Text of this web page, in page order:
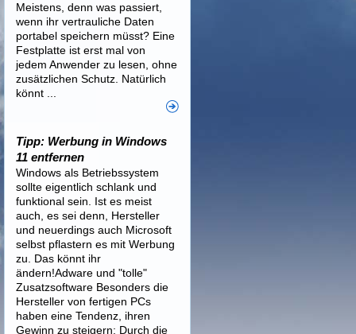
Meistens, denn was passiert,
wenn ihr vertrauliche Daten
portabel speichern müsst? Eine
Festplatte ist erst mal von
jedem Anwender zu lesen, ohne
zusätzlichen Schutz. Natürlich
könnt ...
Tipp: Werbung in Windows
11 entfernen
Windows als Betriebssystem
sollte eigentlich schlank und
funktional sein. Ist es meist
auch, es sei denn, Hersteller
und neuerdings auch Microsoft
selbst pflastern es mit Werbung
zu. Das könnt ihr
ändern!Adware und "tolle"
Zusatzsoftware Besonders die
Hersteller von fertigen PCs
haben eine Tendenz, ihren
Gewinn zu steigern: Durch die